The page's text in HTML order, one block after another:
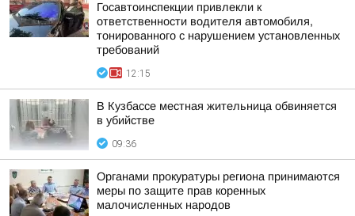
Госавтоинспекции привлекли к
ответственности водителя автомобиля,
тонированного с нарушением установленных
требований
12:15
В Кузбассе местная жительница обвиняется
в убийстве
09:36
Органами прокуратуры региона принимаются
меры по защите прав коренных
малочисленных народов